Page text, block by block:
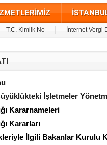
T.C. Kimlik No İnternet Vergi
İşletmeler
Kararnameleri
Kararları
İlgili Bakanlar Kurulu